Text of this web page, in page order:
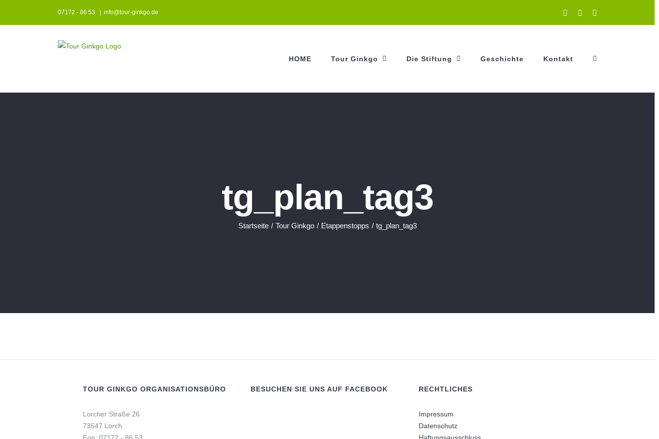
07172 - 86 53 info@tour-ginkgo.de InstagramFacebook
HOME Tour Ginkgo Die Stiftung Geschichte Kontakt
tg_plan_tag3
Startseite / Tour Ginkgo / Etappenstopps / tg_plan_tag3
TOUR GINKGO ORGANISATIONSBÜRO
Lorcher Straße 26
73547 Lorch
BESUCHEN SIE UNS AUF FACEBOOK RECHTLICHES
Impressum
Datenschutz